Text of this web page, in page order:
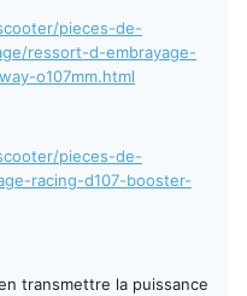
pieces-de-
ressort-d-embrayage-
o107mm.html
pieces-de-
racing-d107-booster-
transmettre la puissance